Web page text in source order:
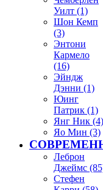
Уилт (1)
Шон Кемп
(3)
Энтони
Кармело
(16)
Эйндж
Дэнни (1)
Юинг
Патрик (1)
Янг Ник (4)
Яо Мин (3)
Леброн
Джеймс
Стефен